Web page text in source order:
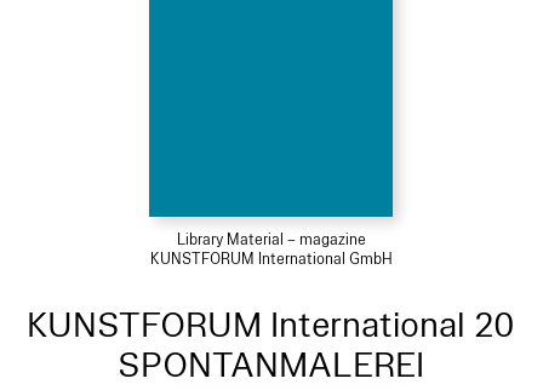
Library Material – magazine
KUNSTFORUM International GmbH
KUNSTFORUM International 20
SPONTANMALEREI